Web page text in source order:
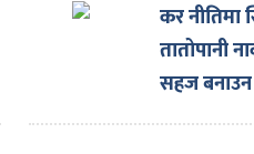
कर नीतिमा
तातोपानी
सहज बनाउन
नाइमाको